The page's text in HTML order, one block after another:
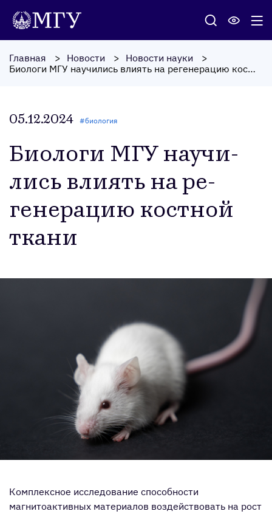
Главная Новости
Новости науки
Биологи МГУ научились влиять на регенерацию костной ткани
05.12.2024 #биология
Би­оло­ги МГУ на­учи­
лись вли­ять на ре­
гене­рацию кос­тной
тка­ни
Комплексное исследование способности
магнитоактивных материалов воздействовать на рост